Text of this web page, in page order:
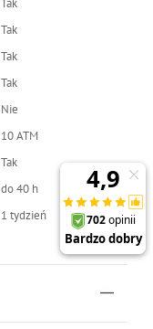
Tak
Tak
Tak
Nie
10 ATM
Tak
do 40 h
1 tydzień